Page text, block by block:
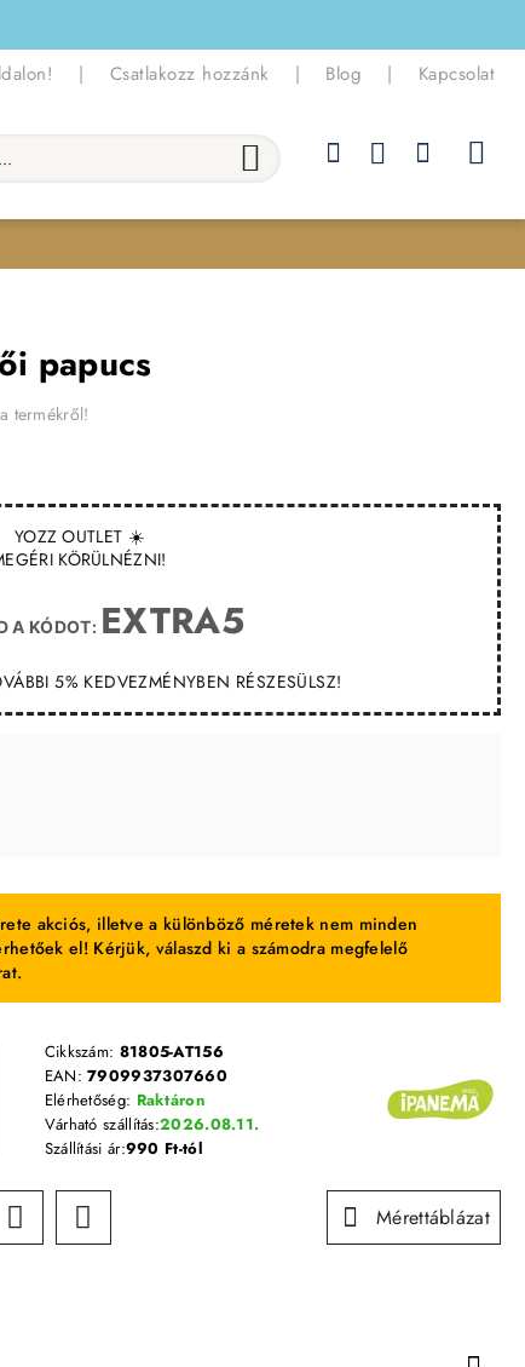
| Csatlakozz hozzánk | Blog | Kapcsolat
papucs
YOZZ OUTLET ☀️
KÖRÜLNÉZNI!
A KÓDOT: EXTRA5
5% KEDVEZMÉNYBEN RÉSZESÜLSZ!
termékről!
Cikkszám: 81805-AT156
EAN:7909937307660
Elérhetőség: Raktáron
Várható szállítás:2026.08.11.
Szállítási ár:990 Ft-tól
Mérettáblázat
akciós, illetve a különböző méretek nem minden
el! Kérjük, válaszd ki a számodra megfelelő